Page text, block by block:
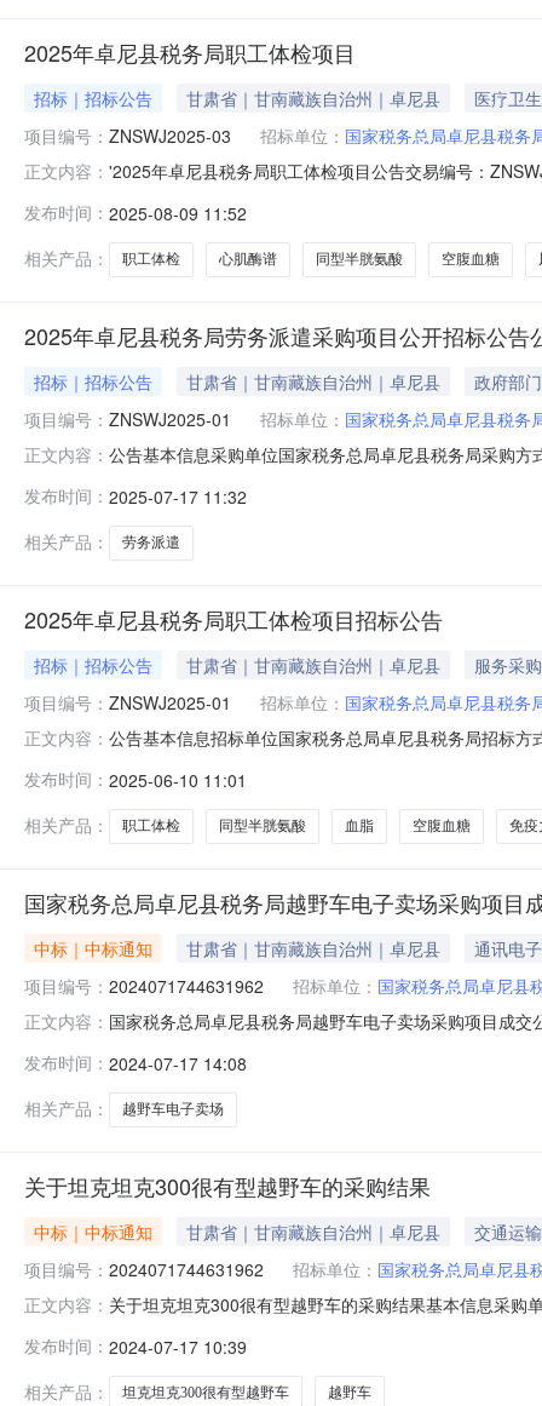
2025年卓尼县税务局职工体检项目
招标｜招标公告 甘肃省｜甘南藏族自治州｜卓尼县
医疗卫生
项目编号： ZNSWJ2025-03 招标单位： 国家税务总局卓尼县税务
正文内容： '2025年卓尼县税务局职工体检项目公告交易编号：
体检项目邀请招标公告（二次）2025年卓尼县税务局职
发布时间： 2025-08-09 11:52
相关产品：
职工体检 心肌酶谱 同型半胱氨酸 空腹血糖
2025年卓尼县税务局劳务派遣采购项目公开招标公告
招标｜招标公告 甘肃省｜甘南藏族自治州｜卓尼县
政府部门
项目编号： ZNSWJ2025-01 招标单位： 国家税务总局卓尼县税务
正文内容： 公告基本信息采购单位国家税务总局卓尼县税务局采购
遣采购项目.，本项目实施自主招标，项目法人及招标人
加投标。一、
发布时间： 2025-07-17 11:32
相关产品：
劳务派遣
2025年卓尼县税务局职工体检项目招标公告
招标｜招标公告 甘肃省｜甘南藏族自治州｜卓尼县
服务采购
项目编号： ZNSWJ2025-01 招标单位： 国家税务总局卓尼县税务
正文内容： 公告基本信息招标单位国家税务总局卓尼县税务局招标
标条件，决定对本项目进行邀请招标，现特邀请以下单
内容序号货物名称
发布时间： 2025-06-10 11:01
相关产品：
职工体检 同型半胱氨酸 血脂 空腹血糖 免疫
国家税务总局卓尼县税务局越野车电子卖场采购项目
中标｜中标通知 甘肃省｜甘南藏族自治州｜卓尼县
通讯电子
项目编号： 2024071744631962 招标单位： 国家税务总局卓尼县
正文内容： 国家税务总局卓尼县税务局越野车电子卖场采购项目成
工业城914115005672695373四、主要标的信息货物类
发布时间： 2024-07-17 14:08
相关产品：
越野车电子卖场
关于坦克坦克300很有型越野车的采购结果
中标｜中标通知 甘肃省｜甘南藏族自治州｜卓尼县
交通运输
项目编号： 2024071744631962 招标单位： 国家税务总局卓尼县
正文内容： 关于坦克坦克300很有型越野车的采购结果基本信息采
订后7工作日送货地址甘肃省甘南藏族自治州卓尼县柳林
发布时间： 2024-07-17 10:39
相关产品：
坦克坦克300很有型越野车 越野车